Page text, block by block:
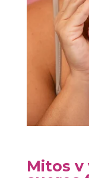
Mitos y